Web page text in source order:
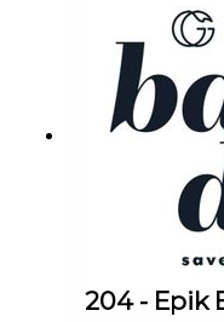
découvrir la
204 - Epik